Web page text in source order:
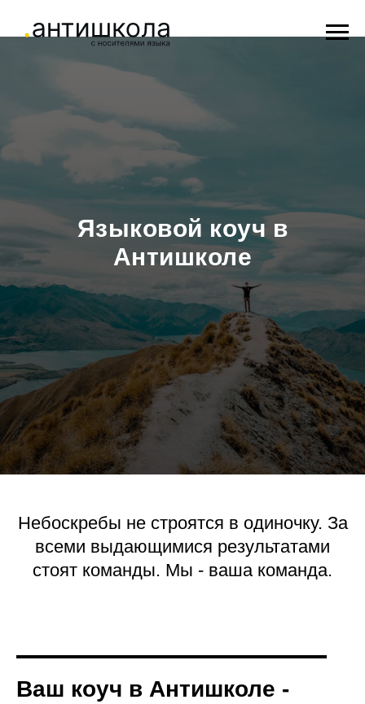
Языковой коуч в
Антишколе
Небоскребы не строятся в одиночку. За
всеми выдающимися результатами
стоят команды. Мы - ваша команда.
Ваш коуч в Антишколе -